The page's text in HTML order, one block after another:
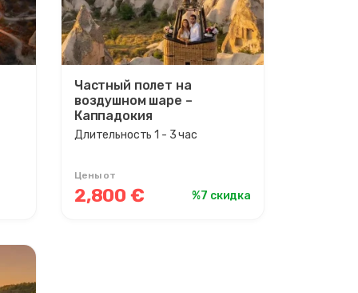
Частный полет на
воздушном шаре –
Каппадокия
Длительность 1 - 3 час
Цены от
2,800 € %7 скидка